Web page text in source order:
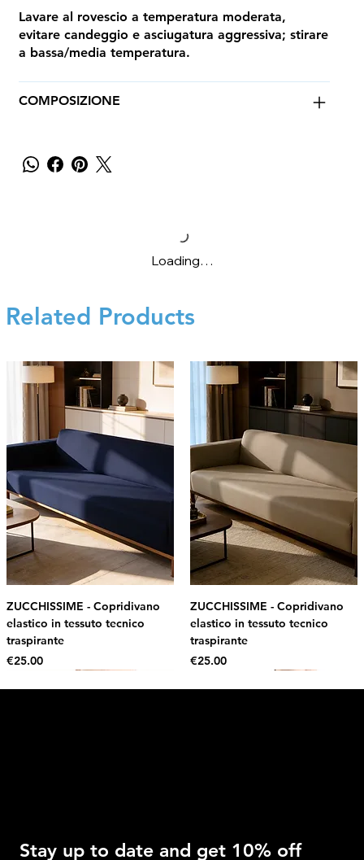
Lavare al rovescio a temperatura moderata,
evitare candeggio e asciugatura aggressiva; stirare
a bassa/media temperatura.
COMPOSIZIONE
Loading…
Related Products
ZUCCHISSIME - Copridivano
elastico in tessuto tecnico
traspirante
Price
€25.00
ZUCCHISSIME - Copridivano
elastico in tessuto tecnico
traspirante
Price
€25.00
Stay up to date and get 10% off